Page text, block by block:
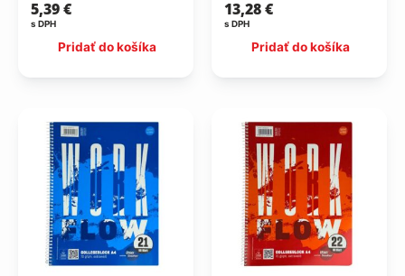
5,39€
s DPH
Pridať do košíka
13,28€
s DPH
Pridať do košíka